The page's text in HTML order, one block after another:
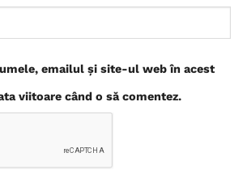
emailul și site-ul web în acest
viitoare când o să comentez.